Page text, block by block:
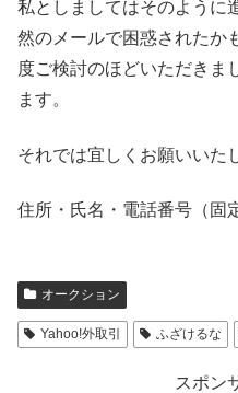
私としましてはそのように
然のメールで困惑されたか
度ご検討のほどいただきま
ます。
それでは宜しくお願いいた
住所・氏名・電話番号（固
オークション
Yahoo!外取引 ふざけるな
スポン